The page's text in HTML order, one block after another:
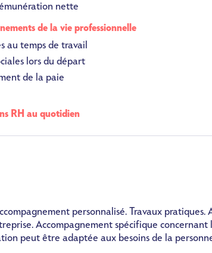
nette
de la vie professionnelle
au temps de travail
lors du départ
de la paie
RH au quotidien
personnalisé. Travaux pratiques.
Accompagnement spécifique concernant
peut être adaptée aux besoins de la